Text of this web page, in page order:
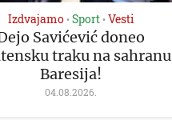
Izdvajamo • Sport • Vesti
Savićević doneo
traku na sahranu
Baresija!
04.08.2026.